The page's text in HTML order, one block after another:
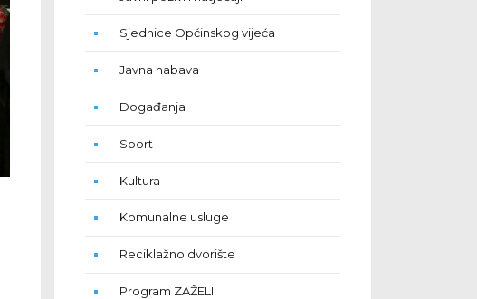
Sjednice Općinskog vijeća
Javna nabava
Događanja
Sport
Kultura
Komunalne usluge
Reciklažno dvorište
Program ZAŽELI